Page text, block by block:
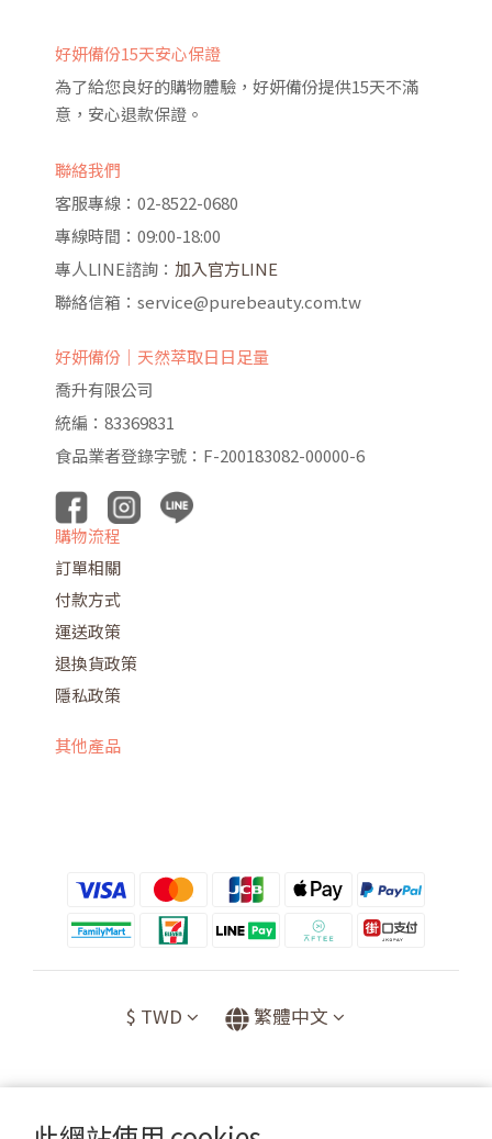
好妍備份15天安心保證
為了給您良好的購物體驗，好妍備份提供15天不滿
意，安心退款保證。
聯絡我們
客服專線：02-8522-0680
專線時間：09:00-18:00
專人LINE諮詢： 加入官方LINE
聯絡信箱：service@purebeauty.com.tw
好妍備份｜天然萃取日日足量
喬升有限公司
統編：83369831
食品業者登錄字號：F-200183082-00000-6
購物流程
訂單相關
付款方式
運送政策
退換貨政策
隱私政策
其他產品
$ TWD 繁體中文
提醒您，我們不會以電話或簡訊方式通知變更付款方式。